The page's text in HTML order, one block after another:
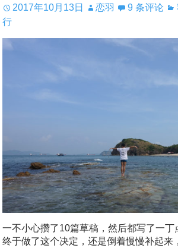
2017年10月13日 恋羽 9 条评论
行
一不小心攒了10篇草稿，然后都写了一丁
终于做了这个决定，还是倒着慢慢补起来